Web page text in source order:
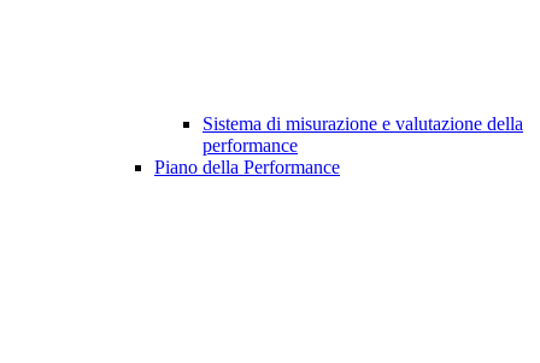
Sistema di misurazione e valutazione della
performance
Piano della Performance